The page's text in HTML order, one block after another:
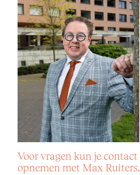
Voor vragen kun je contact
opnemen met Max Ruiters.